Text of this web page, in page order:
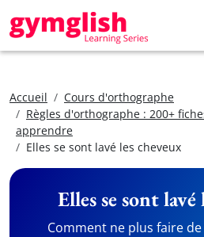
Accueil
Cours d'orthographe
Règles d'orthographe : 200+
apprendre
Elles se sont lavé les cheveux
Elles se sont
Comment ne plus faire